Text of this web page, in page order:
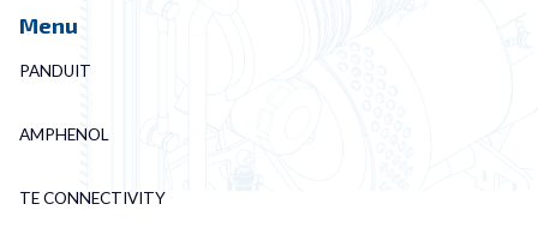
Menu
PANDUIT
AMPHENOL
TE CONNECTIVITY